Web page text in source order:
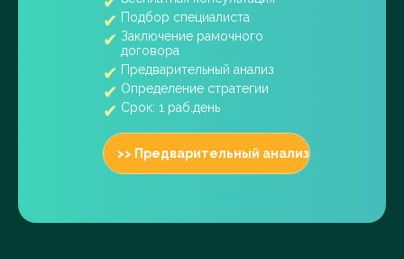
Подбор специалиста
Заключение рамочного
договора
Предварительный анализ
Определение стратегии
Срок: 1 раб.день
>> Предварительный анализ